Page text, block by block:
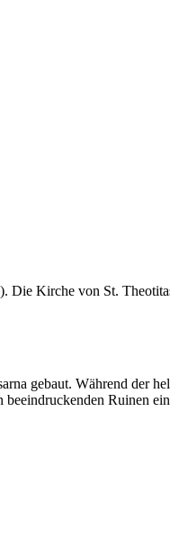
Die Kirche von St.
gebaut. Während der
Ruinen